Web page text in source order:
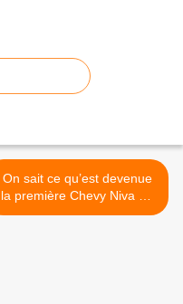
On sait ce qu’est devenue
la première Chevy Niva de
série. >